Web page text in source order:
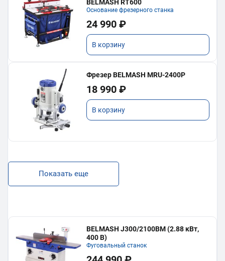
BELMASH RT600
Основание фрезерного станка
24 990 ₽
В корзину
Фрезер BELMASH MRU-2400P
18 990 ₽
В корзину
Показать еще
BELMASH J300/2100ВМ (2.88 кВт,
400 В)
Фуговальный станок